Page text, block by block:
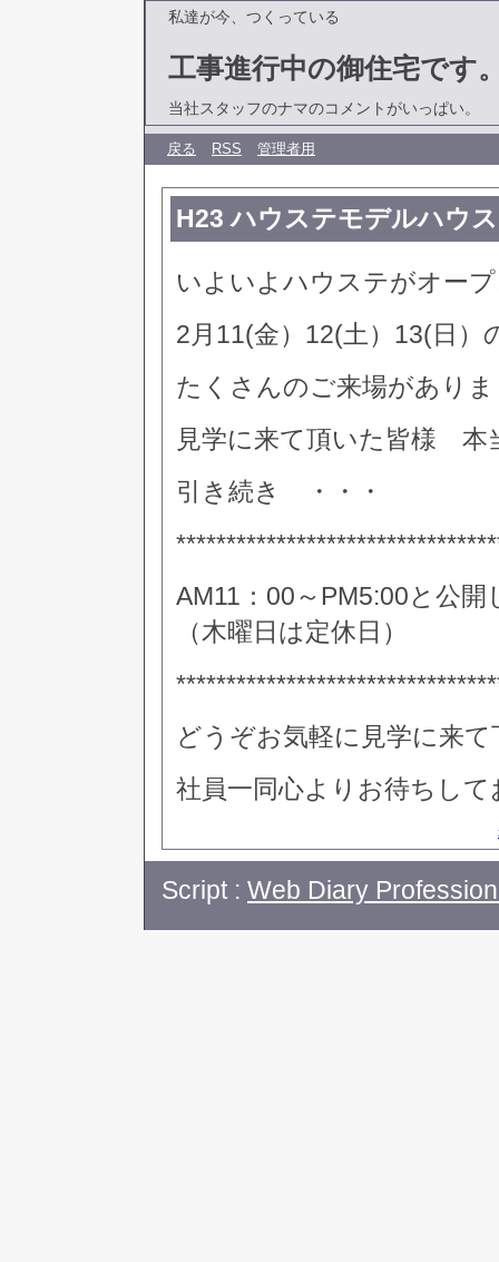
私達が今、つくっている
工事進行中の御住宅です
当社スタッフのナマのコメントがいっぱい。
戻る RSS 管理者用
H23 ハウステモデルハウス
いよいよハウステがオー
2月11(金）12(土）13(日）
たくさんのご来場があり
見学に来て頂いた皆様 本
引き続き ・・・
AM11：00～PM5:00と公
（木曜日は定休日）
どうぞお気軽に見学に来
社員一同心よりお待ちし
Script : Web Diary